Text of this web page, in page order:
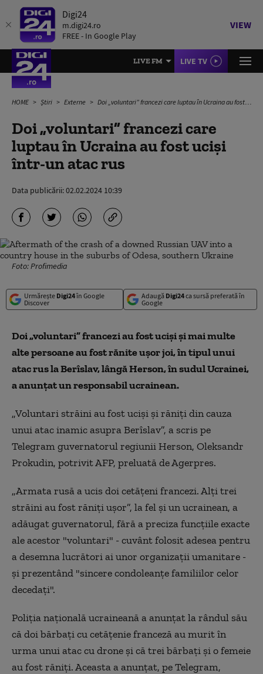
Digi24
m.digi24.ro
FREE - In Google Play
VIEW
LIVE FM LIVE TV
HOME Știri Externe Doi „voluntari” francezi care luptau în Ucraina au fost ucişi într-un atac rus
Doi „voluntari” francezi care
luptau în Ucraina au fost ucişi
într-un atac rus
Data publicării:02.02.2024 10:39
Foto: Profimedia
Urmărește Digi24în Google
Discover
Adaugă Digi24ca sursă preferată în
Google
Doi „voluntari” francezi au fost ucişi şi mai multe
alte persoane au fost rănite uşor joi, în tipul unui
atac rus la Berîslav, lângă Herson, în sudul Ucrainei,
a anunţat un responsabil ucrainean.
„Voluntari străini au fost ucişi şi răniţi din cauza
unui atac inamic asupra Berîslav”, a scris pe
Telegram guvernatorul regiunii Herson, Oleksandr
Prokudin, potrivit AFP, preluată de Agerpres.
„Armata rusă a ucis doi cetăţeni francezi. Alţi trei
străini au fost răniţi uşor”, la fel şi un ucrainean, a
adăugat guvernatorul, fără a preciza funcţiile exacte
ale acestor "voluntari" - cuvânt folosit adesea pentru
a desemna lucrători ai unor organizaţii umanitare -
şi prezentând "sincere condoleanţe familiilor celor
decedaţi".
Poliţia naţională ucraineană a anunţat la rândul său
că doi bărbaţi cu cetăţenie franceză au murit în
urma unui atac cu drone şi că trei bărbaţi şi o femeie
au fost răniţi. Aceasta a anunţat, pe Telegram,